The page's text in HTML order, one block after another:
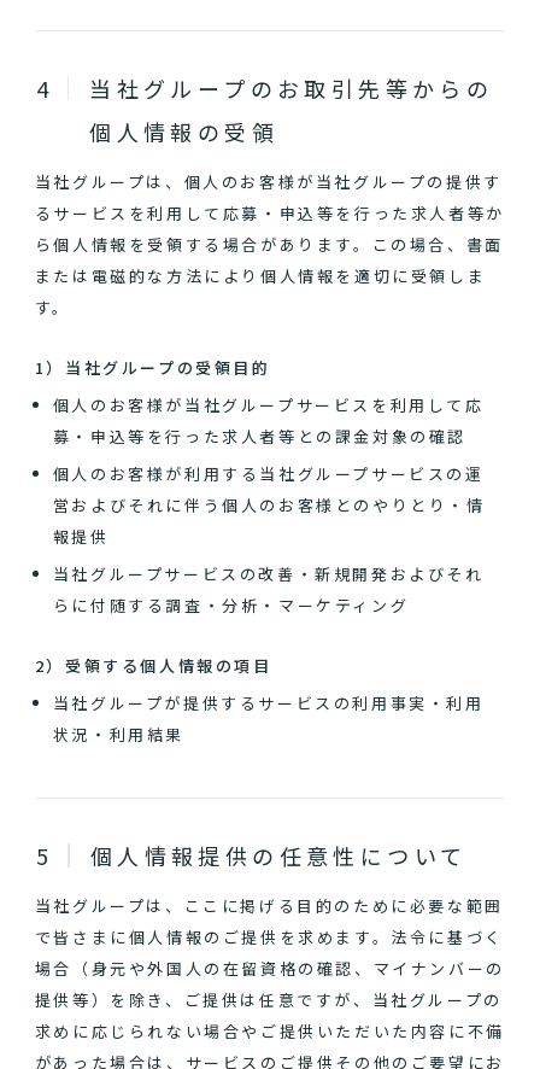
当社グループのお取引先等からの
個人情報の受領
当社グループは、個人のお客様が当社グループの提供す
るサービスを利用して応募・申込等を行った求人者等か
ら個人情報を受領する場合があります。この場合、書面
または電磁的な方法により個人情報を適切に受領しま
す。
1）当社グループの受領目的
個人のお客様が当社グループサービスを利用して応
募・申込等を行った求人者等との課金対象の確認
個人のお客様が利用する当社グループサービスの運
営およびそれに伴う個人のお客様とのやりとり・情
報提供
当社グループサービスの改善・新規開発およびそれ
らに付随する調査・分析・マーケティング
2）受領する個人情報の項目
当社グループが提供するサービスの利用事実・利用
状況・利用結果
個人情報提供の任意性について
当社グループは、ここに掲げる目的のために必要な範囲
で皆さまに個人情報のご提供を求めます。法令に基づく
場合（身元や外国人の在留資格の確認、マイナンバーの
提供等）を除き、ご提供は任意ですが、当社グループの
求めに応じられない場合やご提供いただいた内容に不備
があった場合は、サービスのご提供その他のご要望にお